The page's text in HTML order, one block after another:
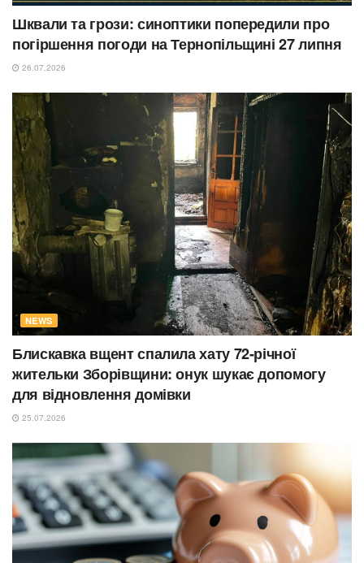
Шквали та грози: синоптики попередили про
погіршення погоди на Тернопільщині 27 липня
26.07.2026
NEWS
Блискавка вщент спалила хату 72-річної
жительки Зборівщини: онук шукає допомогу
для відновлення домівки
25.07.2026